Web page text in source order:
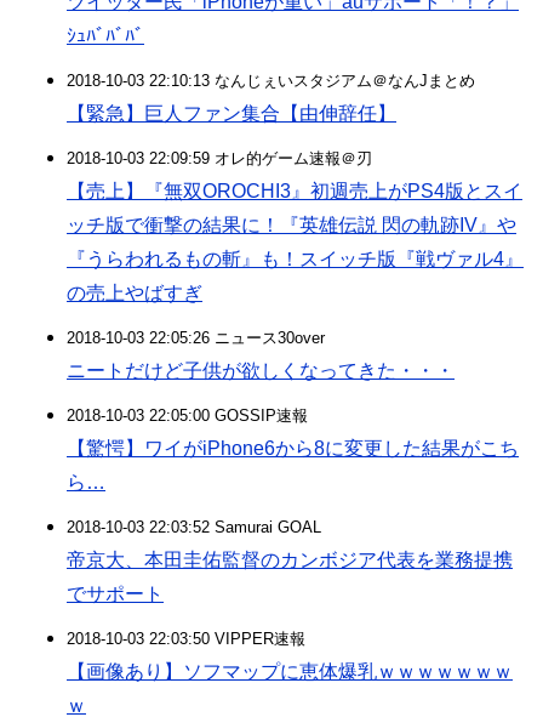
ｼｭﾊﾞﾊﾞﾊﾞ
2018-10-03 22:10:13 なんじぇいスタジアム＠なんJまとめ
【緊急】巨人ファン集合【由伸辞任】
2018-10-03 22:09:59 オレ的ゲーム速報＠刃
【売上】『無双OROCHI3』初週売上がPS4版とスイ
ッチ版で衝撃の結果に！『英雄伝説 閃の軌跡IV』や
『うらわれるもの斬』も！スイッチ版『戦ヴァル4』
の売上やばすぎ
2018-10-03 22:05:26 ニュース30over
ニートだけど子供が欲しくなってきた・・・
2018-10-03 22:05:00 GOSSIP速報
【驚愕】ワイがiPhone6から8に変更した結果がこち
ら…
2018-10-03 22:03:52 Samurai GOAL
帝京大、本田圭佑監督のカンボジア代表を業務提携
でサポート
2018-10-03 22:03:50 VIPPER速報
【画像あり】ソフマップに恵体爆乳ｗｗｗｗｗｗｗ
ｗ